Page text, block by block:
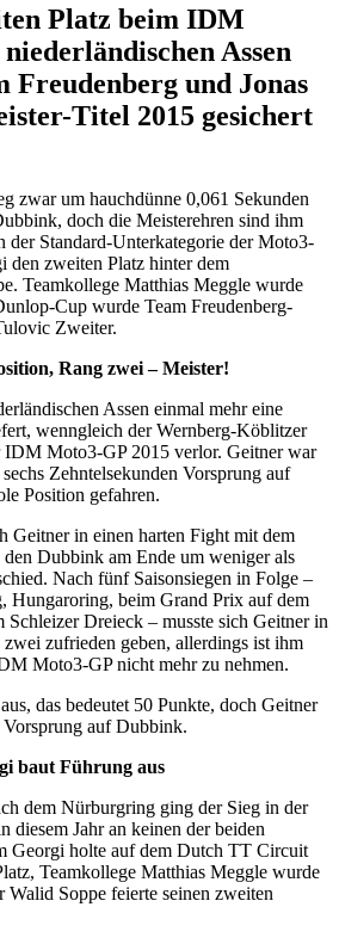
Platz beim IDM
Assen
Freudenberg und Jonas
Titel 2015 gesichert
zwar um hauchdünne 0,061 Sekunden
doch die Meisterehren sind ihm
der Standard-Unterkategorie der Moto3-
den zweiten Platz hinter dem
Teamkollege Matthias Meggle wurde
Cup wurde Team Freudenberg-
Zweiter.
Rang zwei – Meister!
Assen einmal mehr eine
wenngleich der Wernberg-Köblitzer
IDM Moto3-GP 2015 verlor. Geitner war
Zehntelsekunden Vorsprung auf
Position gefahren.
Geitner in einen harten Fight mit dem
Dubbink am Ende um weniger als
Nach fünf Saisonsiegen in Folge –
Hungaroring, beim Grand Prix auf dem
Schleizer Dreieck – musste sich Geitner in
zwei zufrieden geben, allerdings ist ihm
Moto3-GP nicht mehr zu nehmen.
das bedeutet 50 Punkte, doch Geitner
auf Dubbink.
baut Führung aus
dem Nürburgring ging der Sieg in der
diesem Jahr an keinen der beiden
Georgi holte auf dem Dutch TT Circuit
Teamkollege Matthias Meggle wurde
Soppe feierte seinen zweiten